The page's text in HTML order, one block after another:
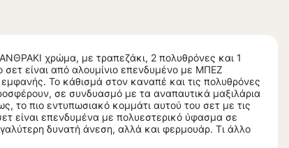
χρώμα, με τραπεζάκι, 2 πολυθρόνες και 1
είναι από αλουμίνιο επενδυμένο με ΜΠΕΖ
Το κάθισμά στον καναπέ και τις πολυθρόνες
σε συνδυασμό με τα αναπαυτικά μαξιλάρια
το πιο εντυπωσιακό κομμάτι αυτού του σετ με τις
είναι επενδυμένα με πολυεστερικό ύφασμα σε
δυνατή άνεση, αλλά και φερμουάρ. Τι άλλο